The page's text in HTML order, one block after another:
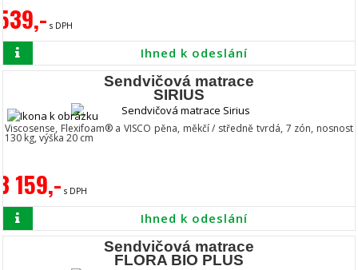
s DPH
Ihned k odeslání
Sendvičová matrace
SIRIUS
Viscosense, Flexifoam® a VISCO pěna, měkčí / středně tvrdá, 7 zón, nosnost
130 kg, výška 20 cm
159,- s DPH
Ihned k odeslání
Sendvičová matrace
FLORA BIO PLUS